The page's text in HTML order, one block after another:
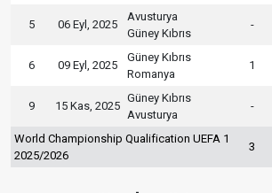
5 06 Eyl, 2025
Avusturya
Güney Kıbrıs
-
6 09 Eyl, 2025
Güney Kıbrıs
Romanya
1
9 15 Kas, 2025
Güney Kıbrıs
Avusturya
-
World Championship Qualification UEFA 1
2025/2026
3